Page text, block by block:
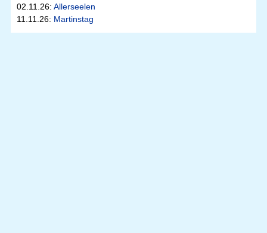
02.11.26: Allerseelen
11.11.26: Martinstag